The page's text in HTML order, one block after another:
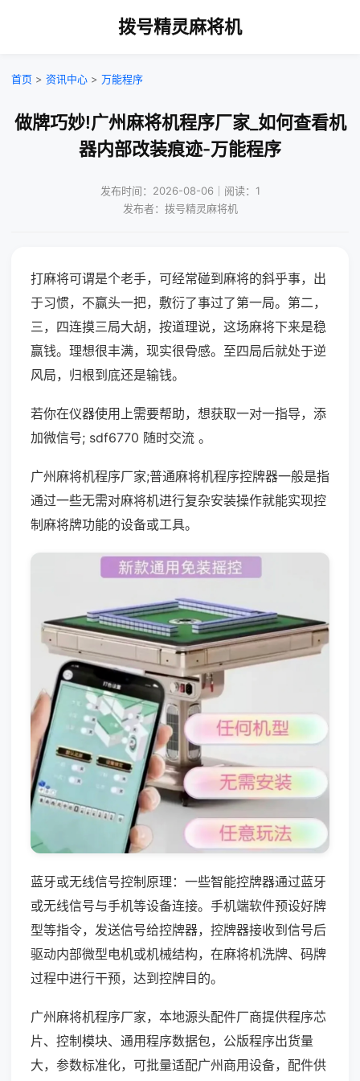
拨号精灵麻将机
首页 > 资讯中心 > 万能程序
做牌巧妙!广州麻将机程序厂家_如何查看机
器内部改装痕迹-万能程序
发布时间：2026-08-06｜阅读：1
发布者：拨号精灵麻将机
打麻将可谓是个老手，可经常碰到麻将的斜乎事，出
于习惯，不赢头一把，敷衍了事过了第一局。第二，
三，四连摸三局大胡，按道理说，这场麻将下来是稳
赢钱。理想很丰满，现实很骨感。至四局后就处于逆
风局，归根到底还是输钱。
若你在仪器使用上需要帮助，想获取一对一指导，添
加微信号; sdf6770 随时交流 。
广州麻将机程序厂家;普通麻将机程序控牌器一般是指
通过一些无需对麻将机进行复杂安装操作就能实现控
制麻将牌功能的设备或工具。
蓝牙或无线信号控制原理：一些智能控牌器通过蓝牙
或无线信号与手机等设备连接。手机端软件预设好牌
型等指令，发送信号给控牌器，控牌器接收到信号后
驱动内部微型电机或机械结构，在麻将机洗牌、码牌
过程中进行干预，达到控牌目的。
广州麻将机程序厂家，本地源头配件厂商提供程序芯
片、控制模块、通用程序数据包，公版程序出货量
大，参数标准化，可批量适配广州商用设备，配件供